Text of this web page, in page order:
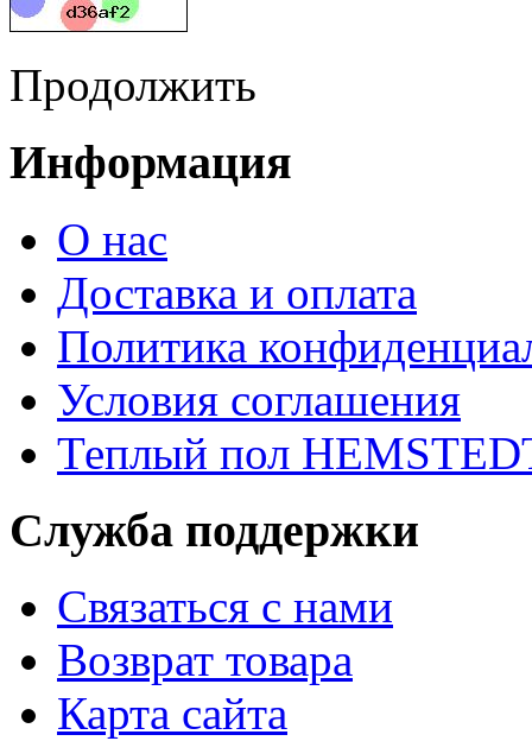
Продолжить
Информация
О нас
Доставка и оплата
Политика
Условия соглашения
Теплый пол
Служба поддержки
Связаться с нами
Возврат товара
Карта сайта